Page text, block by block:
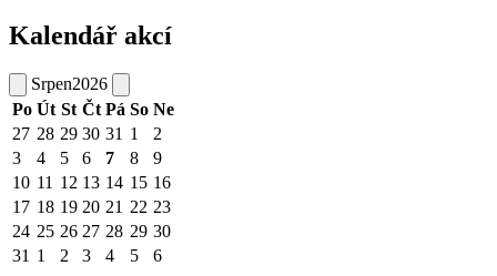
Kalendář akcí
Srpen2026
Po Út St Čt Pá So Ne
27 28 29 30 31 1
2
3
4 5 6 7 8
9
10 11 12 13 14 15 16
17 18 19 20 21 22 23
24 25 26 27 28 29 30
31 1 2 3 4 5 6